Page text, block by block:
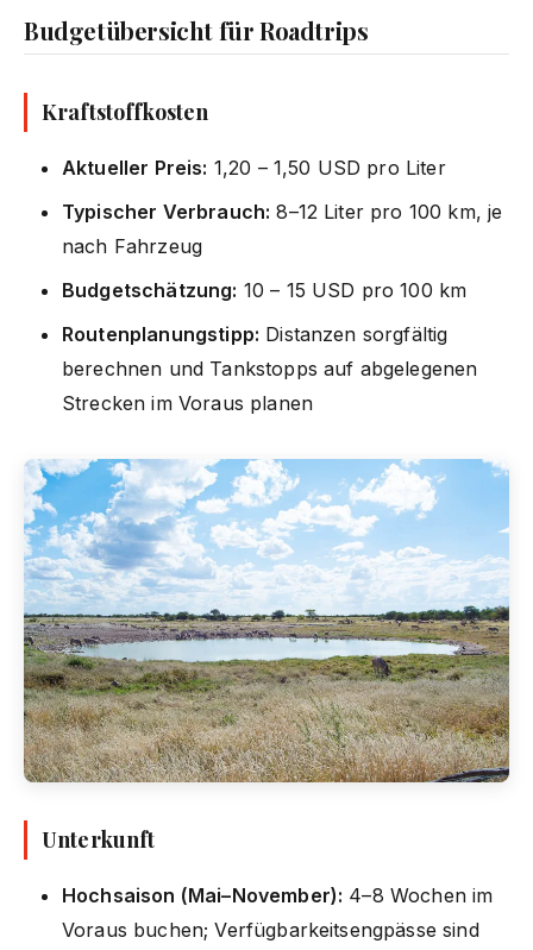
Budgetübersicht für Roadtrips
Kraftstoffkosten
Aktueller Preis: 1,20 – 1,50 USD pro Liter
Typischer Verbrauch: 8–12 Liter pro 100 km, je
nach Fahrzeug
Budgetschätzung: 10 – 15 USD pro 100 km
Routenplanungstipp: Distanzen sorgfältig
berechnen und Tankstopps auf abgelegenen
Strecken im Voraus planen
Unterkunft
Hochsaison (Mai–November): 4–8 Wochen im
Voraus buchen; Verfügbarkeitsengpässe sind